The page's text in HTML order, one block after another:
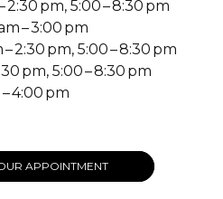
2:30 pm, 5:00 – 8:30 pm
– 3:00 pm
2:30 pm, 5:00 – 8:30 pm
pm, 5:00 – 8:30 pm
4:00 pm
APPOINTMENT